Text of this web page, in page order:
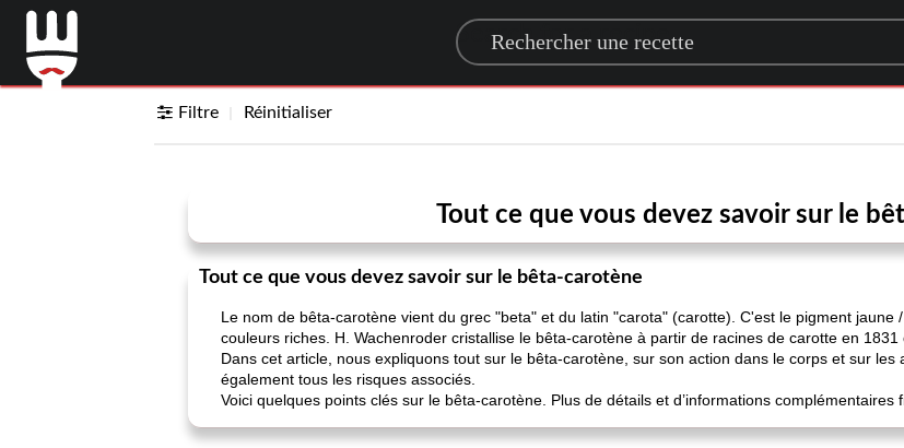
Search for a recipe
Filtre Réinitialiser
Tout ce que vous devez savoir sur le
Tout ce que vous devez savoir sur le bêta-carotène
Le nom de bêta-carotène vient du grec "beta" et du latin "carota" (carotte). C'est le pigment
couleurs riches. H. Wachenroder cristallise le bêta-carotène à partir de racines de carotte en 1831
Dans cet article, nous expliquons tout sur le bêta-carotène, sur son action dans le corps et sur
également tous les risques associés.
Voici quelques points clés sur le bêta-carotène. Plus de détails et d’informations complémentaires